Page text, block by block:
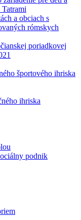
a obciach s
rómskych
poriadkovej
športového ihriska
ihriska
podnik